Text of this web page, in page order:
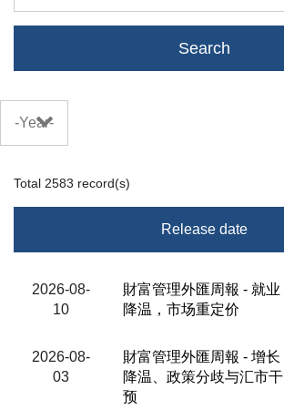
Search
-Year-
Total 2583 record(s)
Release date
Analyst/Source
2026-08-
10
財富管理外匯周報 - 就业
降温，市场重定价
2026-08-
03
財富管理外匯周報 - 增长
降温、政策分歧与汇市干
预